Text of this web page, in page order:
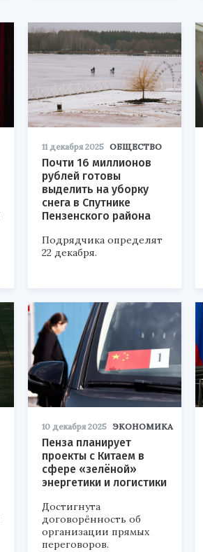
11 декабря 2025 ОБЩЕСТВО
Почти 16 миллионов
рублей готовы
выделить на уборку
снега в Спутнике
Пензенского района
Подрядчика определят
22 декабря.
10 декабря 2025 ЭКОНОМИКА
Пенза планирует
проекты с Китаем в
сфере «зелёной»
энергетики и логистики
Достигнута
договорённость об
организации прямых
переговоров.